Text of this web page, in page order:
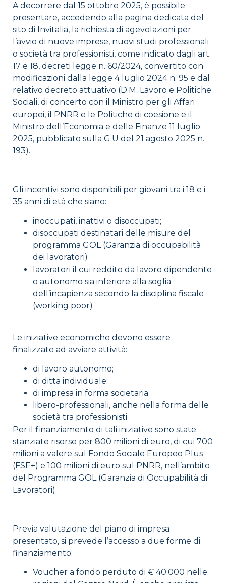
A decorrere dal 15 ottobre 2025, è possibile
presentare, accedendo alla pagina dedicata del
sito di Invitalia, la richiesta di agevolazioni per
l’avvio di nuove imprese, nuovi studi professionali
o società tra professionisti, come indicato dagli art.
17 e 18, decreti legge n. 60/2024, convertito con
modificazioni dalla legge 4 luglio 2024 n. 95 e dal
relativo decreto attuativo (D.M. Lavoro e Politiche
Sociali, di concerto con il Ministro per gli Affari
europei, il PNRR e le Politiche di coesione e il
Ministro dell’Economia e delle Finanze 11 luglio
2025, pubblicato sulla G.U del 21 agosto 2025 n.
193).
Gli incentivi sono disponibili per giovani tra i 18 e i
35 anni di età che siano:
inoccupati, inattivi o disoccupati;
disoccupati destinatari delle misure del
programma GOL (Garanzia di occupabilità
dei lavoratori)
lavoratori il cui reddito da lavoro dipendente
o autonomo sia inferiore alla soglia
dell’incapienza secondo la disciplina fiscale
(working poor)
Le iniziative economiche devono essere
finalizzate ad avviare attività:
di lavoro autonomo;
di ditta individuale;
di impresa in forma societaria
libero-professionali, anche nella forma delle
società tra professionisti.
Per il finanziamento di tali iniziative sono state
stanziate risorse per 800 milioni di euro, di cui 700
milioni a valere sul Fondo Sociale Europeo Plus
(FSE+) e 100 milioni di euro sul PNRR, nell’ambito
del Programma GOL (Garanzia di Occupabilità di
Lavoratori).
Previa valutazione del piano di impresa
presentato, si prevede l’accesso a due forme di
finanziamento:
Voucher a fondo perduto di € 40.000 nelle